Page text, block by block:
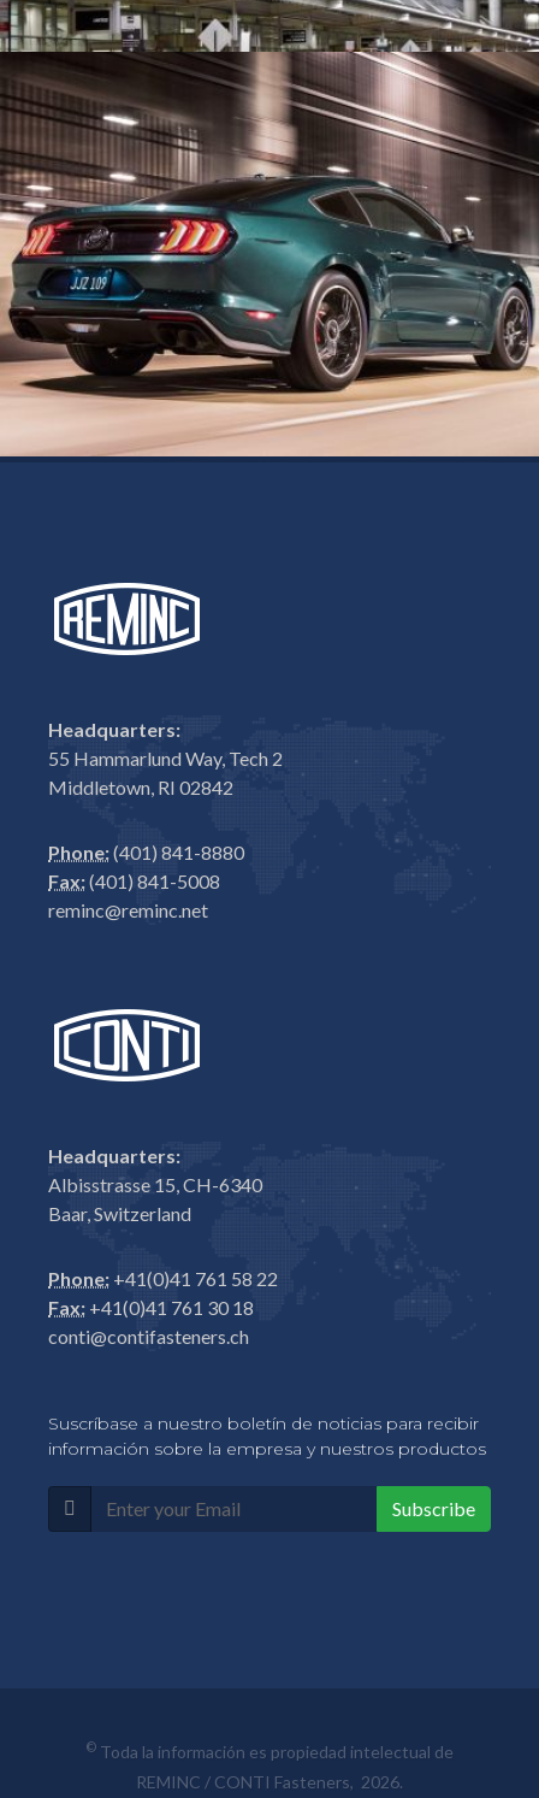
Headquarters:
55 Hammarlund Way, Tech 2
Middletown, RI 02842
Phone:(401) 841-8880
Fax:(401) 841-5008
reminc@reminc.net
Headquarters:
Albisstrasse 15, CH-6340
Baar, Switzerland
Phone: +41(0)41 761 58 22
Fax: +41(0)41 761 30 18
conti@contifasteners.ch
Suscríbase a nuestro boletín de noticias para recibir
información sobre la empresa y nuestros productos
Subscribe
©Toda la información es propiedad intelectual de
REMINC / CONTI Fasteners, 2026.